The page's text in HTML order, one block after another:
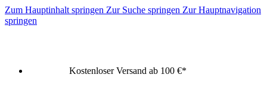
Zum Hauptinhalt springen Zur Suche springen Zur Hauptnavigation
springen
Kostenloser Versand ab 100 €*